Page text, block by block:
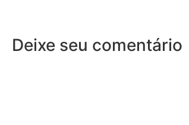
Deixe seu comentário